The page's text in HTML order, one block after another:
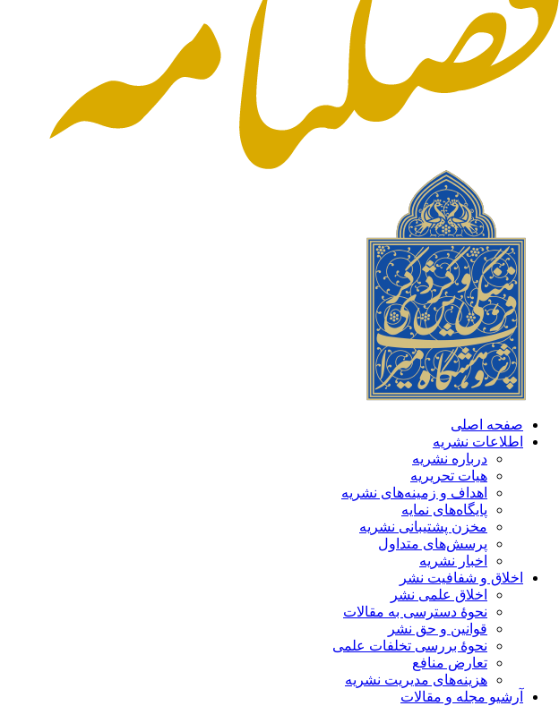
صفحه اصلی
اطلاعات نشریه
درباره نشریه
هیات تحریریه
اهداف و زمینه‌های نشریه
پایگاه‌های نمایه
مخزن پشتیبانی نشریه
پرسش‌های متداول
اخبار نشریه
اخلاق و شفافیت نشر
اخلاق علمی نشر
نحوۀ دسترسی به مقالات
قوانین و حق نشر
نحوۀ بررسی تخلفات علمی
تعارض منافع
هزینه‌های مدیریت نشریه
آرشیو مجله و مقالات